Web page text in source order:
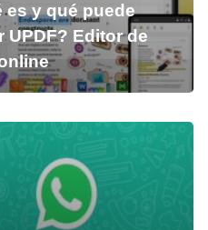
es y qué puede
UPDF? Editor de